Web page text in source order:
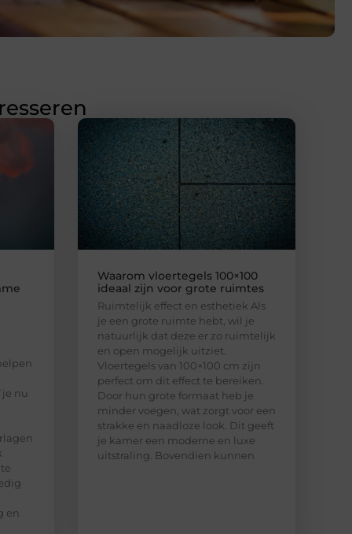
nu
en
Waarom vloertegels 100×100
ideaal zijn voor grote ruimtes
Ruimtelijk effect en esthetiek Als
je een grote ruimte hebt, wil je
natuurlijk dat deze er zo ruimtelijk
en open mogelijk uitziet.
Vloertegels van 100×100 cm zijn
perfect om dit effect te bereiken.
Door hun grote formaat heb je
minder voegen, wat zorgt voor een
strakke en naadloze look. Dit geeft
je kamer een moderne en luxe
uitstraling. Bovendien kunnen